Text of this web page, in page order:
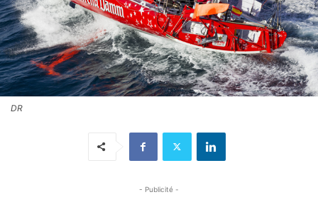
DR
- Publicité -